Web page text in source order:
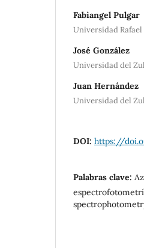
Fabiangel Pulgar
Universidad
José González
Universidad del
Juan Hernández
Universidad del
DOI: https://
Palabras clave: